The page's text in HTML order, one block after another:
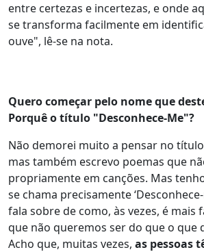
entre certezas e incertezas, e onde
se transforma facilmente em
ouve", lê-se na nota.
Quero começar pelo nome que
Porquê o título "Desconhece-Me"?
Não demorei muito a pensar no
mas também escrevo poemas que
propriamente em canções. Mas
se chama precisamente
fala sobre de como, às vezes, é mais
que não queremos ser do que o que
Acho que, muitas vezes, as pessoas